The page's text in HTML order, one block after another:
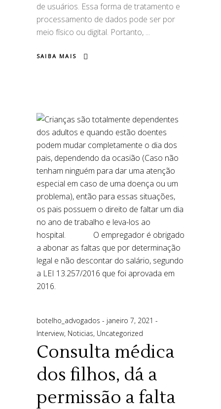
de usuários. Essa forma de tratamento e
processamento de dados pode ser por
meio físico ou digital. Portanto,
SAIBA MAIS
botelho_advogados
janeiro 7, 2021
Interview, Noticias, Uncategorized
Consulta médica
dos filhos, dá a
permissão a falta